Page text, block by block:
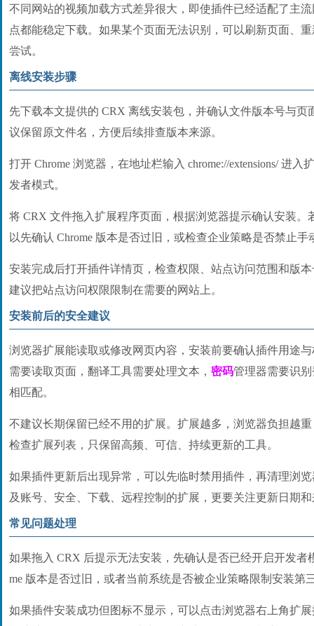
不同网站的视频加载方式差异很大，即使插件已经适配了主
点都能稳定下载。如果某个页面无法识别，可以刷新页面、
尝试。
离线安装步骤
先下载本文提供的 CRX 离线安装包，并确认文件版本号与页
议保留原文件名，方便后续排查版本来源。
打开 Chrome 浏览器，在地址栏输入 chrome://extensions/ 进
发者模式。
将 CRX 文件拖入扩展程序页面，根据浏览器提示确认安装。
以先确认 Chrome 版本是否过旧，或检查企业策略是否禁止手
安装完成后打开插件详情页，检查权限、站点访问范围和版
建议把站点访问权限限制在需要的网站上。
安装前后的安全建议
浏览器扩展能读取或修改网页内容，安装前要确认插件用途
需要读取页面，翻译工具需要处理文本， 密码管理器需要识
相匹配。
不建议长期保留已经不用的扩展。扩展越多，浏览器负担越
检查扩展列表，只保留高频、可信、持续更新的工具。
如果插件更新后出现异常，可以先临时禁用插件，再清理浏
及账号、安全、下载、远程控制的扩展，更要关注更新日期
常见问题处理
如果拖入 CRX 后提示无法安装，先确认是否已经开启开发者
me 版本是否过旧，或者当前系统是否被企业策略限制安装第
如果插件安装成功但图标不显示，可以点击浏览器右上角扩